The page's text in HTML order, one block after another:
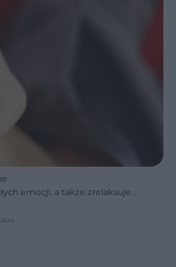
emocji, a także zrelaksuje i